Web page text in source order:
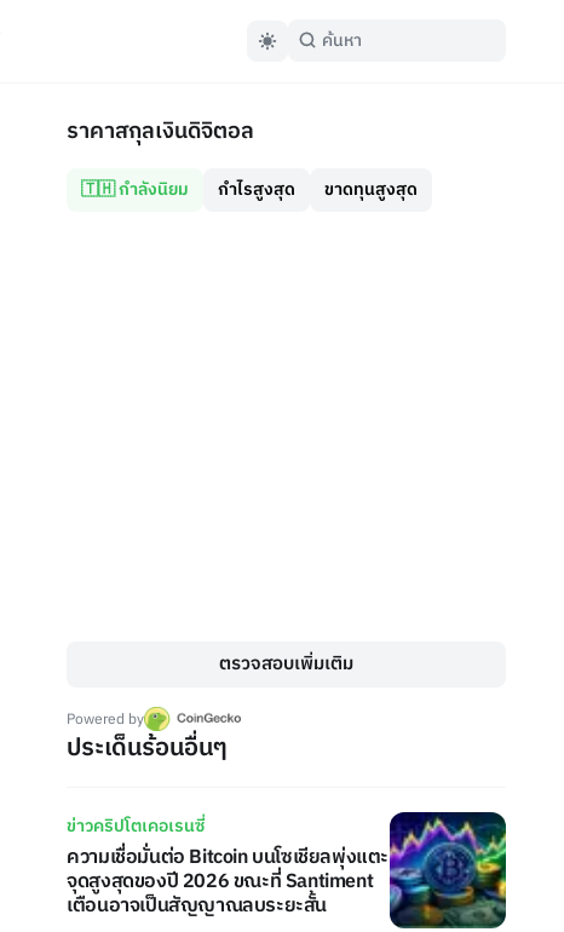
ราคาสกุลเงินดิจิตอล
🇹🇭 กำลังนิยม กำไรสูงสุด ขาดทุนสูงสุด
ตรวจสอบเพิ่มเติม
Powered by
ประเด็นร้อนอื่นๆ
ข่าวคริปโตเคอเรนซี่
ความเชื่อมั่นต่อ Bitcoin บนโซเชียลพุ่งแตะ
จุดสูงสุดของปี 2026 ขณะที่ Santiment
เตือนอาจเป็นสัญญาณลบระยะสั้น